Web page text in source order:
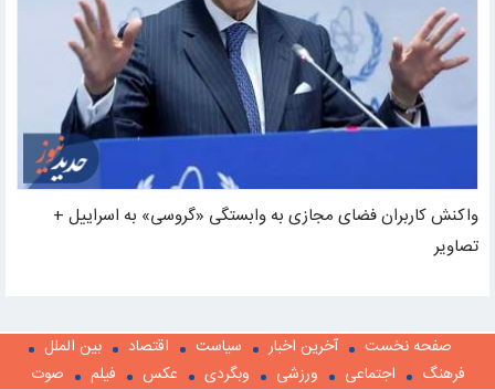
واکنش کاربران فضای مجازی به وابستگی «گروسی» به اسراییل +
تصاویر
صفحه نخست آخرین اخبار سیاست اقتصاد
بین الملل
فرهنگ
اجتماعی ورزشی وبگردی عکس فیلم صوت